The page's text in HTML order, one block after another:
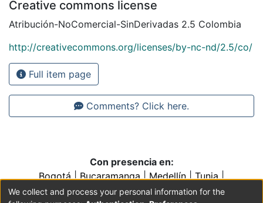
Creative commons license
Atribución-NoComercial-SinDerivadas 2.5 Colombia
http://creativecommons.org/licenses/by-nc-nd/2.5/co/
Full item page
Comments? Click here.
Con presencia en:
Bogotá|Bucaramanga|Medellín|Tunja|
Villavicencio|Conventos y Colegios de la Orden de
We collect and process your personal information for the